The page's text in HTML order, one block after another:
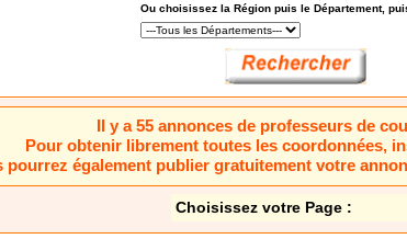
Ou choisissez la Région puis le Département,
Il y a 55 annonces de professeurs de
Pour obtenir librement toutes les coordonnées,
pourrez également publier gratuitement votre
Choisissez votre Page :